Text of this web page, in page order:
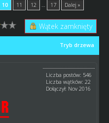
10 11 12 17 Dalej »
Wątek zamknięty
Tryb drzewa
Liczba postów: 546
Liczba wątków: 22
Dołączył: Nov 2016